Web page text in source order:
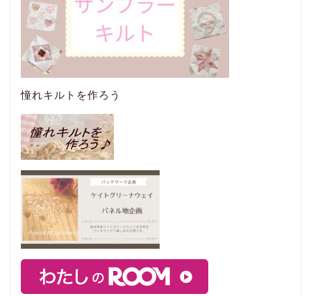
憧れキルトを作ろう